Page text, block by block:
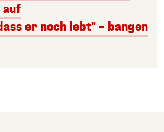
auf
er noch lebt" – bangen